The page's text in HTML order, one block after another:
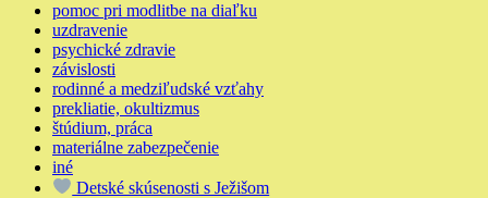
pomoc pri modlitbe na diaľku
uzdravenie
psychické zdravie
závislosti
rodinné a medziľudské vzťahy
prekliatie, okultizmus
štúdium, práca
materiálne zabezpečenie
iné
Detské skúsenosti s Ježišom